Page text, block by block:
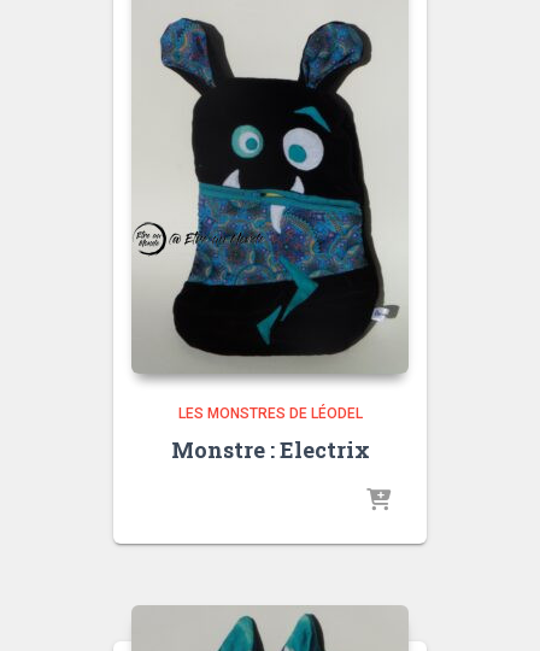
LES MONSTRES DE LÉODEL
Monstre : Electrix